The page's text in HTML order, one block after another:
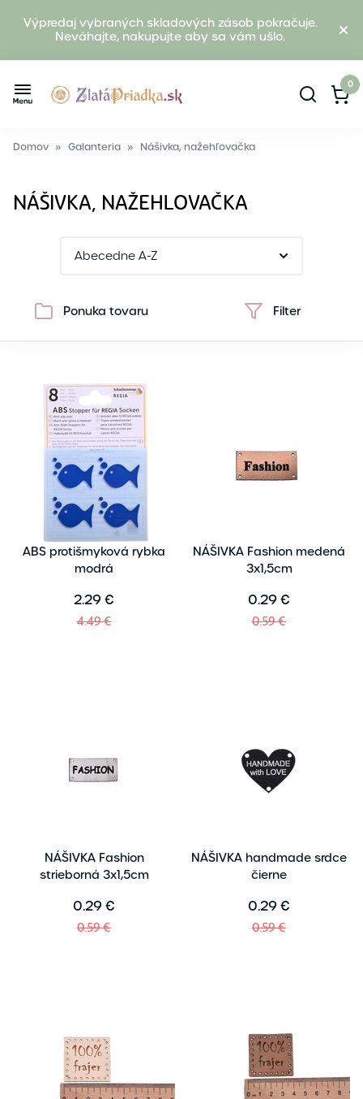
Výpredaj vybraných skladových zásob pokračuje.
Neváhajte, nakupujte aby sa vám ušlo.
0
Domov » Galanteria » Nášivka, nažehľovačka
NÁŠIVKA, NAŽEHĽOVAČKA
Ponuka tovaru Filter
ABS protišmyková rybka
modrá
2.29 €
4.49 €
NÁŠIVKA Fashion medená
3x1,5cm
0.29 €
0.59 €
NÁŠIVKA Fashion
strieborná 3x1,5cm
0.29 €
0.59 €
NÁŠIVKA handmade srdce
čierne
0.29 €
0.59 €